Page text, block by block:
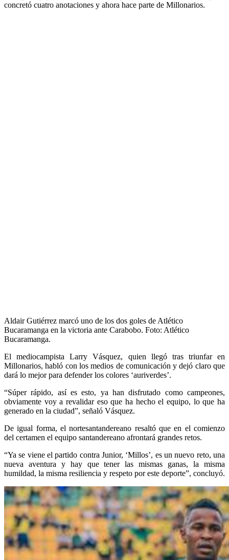
concretó cuatro anotaciones y ahora hace parte de Millonarios.
Aldair Gutiérrez marcó uno de los dos goles de Atlético
Bucaramanga en la victoria ante Carabobo. Foto: Atlético
Bucaramanga.
El mediocampista Larry Vásquez, quien llegó tras triunfar en
Millonarios, habló con los medios de comunicación y dejó claro que
dará lo mejor para defender los colores ‘auriverdes’.
“Súper rápido, así es esto, ya han disfrutado como campeones,
obviamente voy a revalidar eso que ha hecho el equipo, lo que ha
generado en la ciudad”, señaló Vásquez.
De igual forma, el nortesantandereano resaltó que en el comienzo
del certamen el equipo santandereano afrontará grandes retos.
“Ya se viene el partido contra Junior, ‘Millos’, es un nuevo reto, una
nueva aventura y hay que tener las mismas ganas, la misma
humildad, la misma resiliencia y respeto por este deporte”, concluyó.